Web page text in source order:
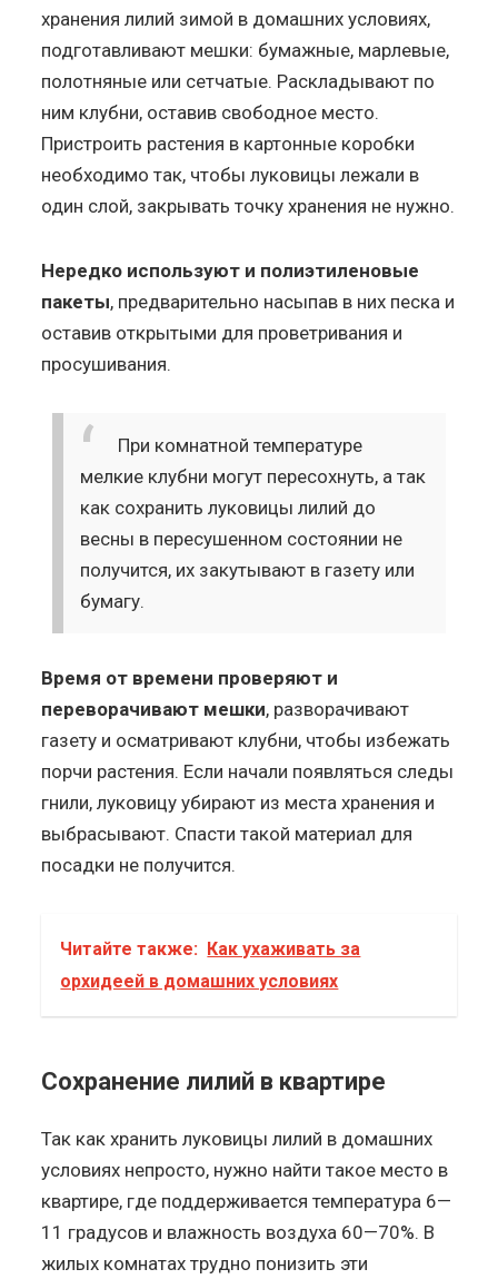
хранения лилий зимой в домашних условиях,
подготавливают мешки: бумажные, марлевые,
полотняные или сетчатые. Раскладывают по
ним клубни, оставив свободное место.
Пристроить растения в картонные коробки
необходимо так, чтобы луковицы лежали в
один слой, закрывать точку хранения не нужно.
Нередко используют и полиэтиленовые
пакеты, предварительно насыпав в них песка и
оставив открытыми для проветривания и
просушивания.
При комнатной температуре
мелкие клубни могут пересохнуть, а так
как сохранить луковицы лилий до
весны в пересушенном состоянии не
получится, их закутывают в газету или
бумагу.
Время от времени проверяют и
переворачивают мешки, разворачивают
газету и осматривают клубни, чтобы избежать
порчи растения. Если начали появляться следы
гнили, луковицу убирают из места хранения и
выбрасывают. Спасти такой материал для
посадки не получится.
Читайте также: Как ухаживать за
орхидеей в домашних условиях
Сохранение лилий в квартире
Так как хранить луковицы лилий в домашних
условиях непросто, нужно найти такое место в
квартире, где поддерживается температура 6—
11 градусов и влажность воздуха 60—70%. В
жилых комнатах трудно понизить эти